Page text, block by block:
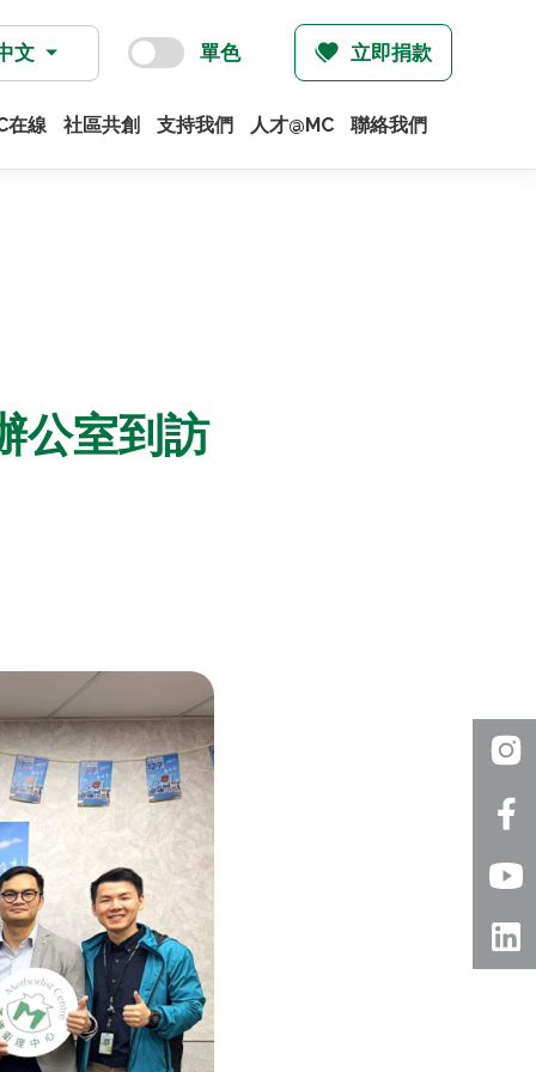
文 單色 立即捐款
在線 社區共創 支持我們 人才@MC 聯絡我們
公室到訪